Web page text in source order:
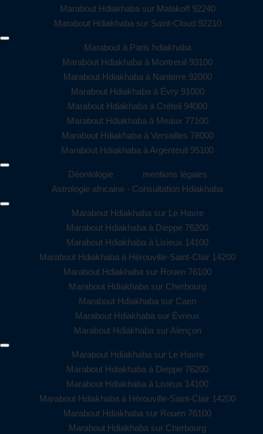
Marabout Hdiakhaba sur Malakoff 92240
Marabout Hdiakhaba sur Saint-Cloud 92210
Marabout à Paris hdiakhaba
Marabout Hdiakhaba à Montreuil 93100
Marabout Hdiakhaba à Nanterre 92000
Marabout Hdiakhaba à Évry 91000
Marabout Hdiakhaba à Créteil 94000
Marabout Hdiakhaba à Meaux 77100
Marabout Hdiakhaba à Versailles 78000
Marabout Hdiakhaba à Argenteuil 95100
Déontologie
mentions légales
Astrologie africaine - Consultation Hdiakhaba
Marabout Hdiakhaba sur Le Havre
Marabout Hdiakhaba à Dieppe 76200
Marabout Hdiakhaba à Lisieux 14100
Marabout Hdiakhaba à Hérouville-Saint-Clair 14200
Marabout Hdiakhaba sur Rouen 76100
Marabout Hdiakhaba sur Cherbourg
Marabout Hdiakhaba sur Caen
Marabout Hdiakhaba sur Évreux
Marabout Hdiakhaba sur Alençon
Marabout Hdiakhaba sur Le Havre
Marabout Hdiakhaba à Dieppe 76200
Marabout Hdiakhaba à Lisieux 14100
Marabout Hdiakhaba à Hérouville-Saint-Clair 14200
Marabout Hdiakhaba sur Rouen 76100
Marabout Hdiakhaba sur Cherbourg